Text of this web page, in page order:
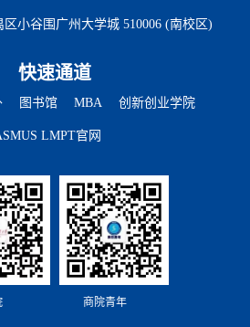
谷围广州大学城 510006 (南校区)
快速通道
图书馆 MBA 创新创业学院
LMPT官网
商院青年